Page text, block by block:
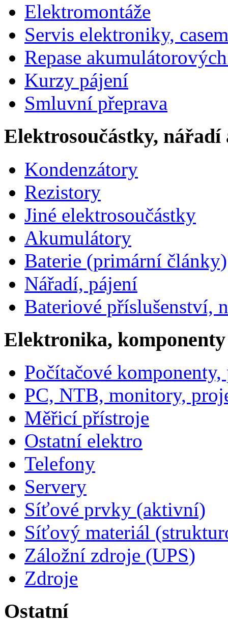
Elektromontáže
Servis elektroniky,
Repase
Kurzy pájení
Smluvní přeprava
Elektrosoučástky, nářadí
Kondenzátory
Rezistory
Jiné elektrosoučástky
Akumulátory
Baterie (primární články)
Nářadí, pájení
Bateriové příslušenství,
Elektronika, komponenty
Počítačové
PC, NTB, monitory,
Měřicí přístroje
Ostatní elektro
Telefony
Servery
Síťové prvky (aktivní)
Síťový materiál
Záložní zdroje (UPS)
Zdroje
Ostatní